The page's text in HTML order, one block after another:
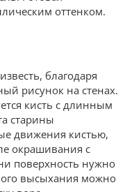
оттенком.
благодаря
рисунок на стенах.
кисть с длинным
старины
движения кистью,
окрашивания с
поверхность нужно
высыхания можно